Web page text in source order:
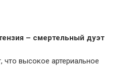
– смертельный дуэт
что высокое артериальное